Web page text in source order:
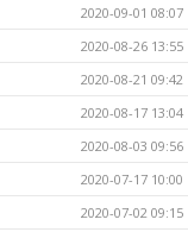
2020-09-01 08:07
2020-08-26 13:55
2020-08-21 09:42
2020-08-17 13:04
2020-08-03 09:56
2020-07-17 10:00
2020-07-02 09:15